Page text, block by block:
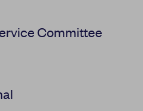
Committee